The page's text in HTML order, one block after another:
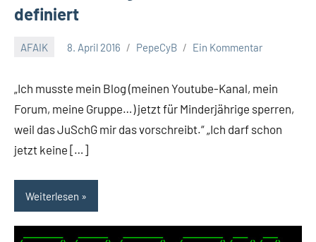
definiert
AFAIK 8. April 2016 PepeCyB Ein Kommentar
„Ich musste mein Blog (meinen Youtube-Kanal, mein
Forum, meine Gruppe…) jetzt für Minderjährige sperren,
weil das JuSchG mir das vorschreibt.“ „Ich darf schon
jetzt keine […]
Weiterlesen